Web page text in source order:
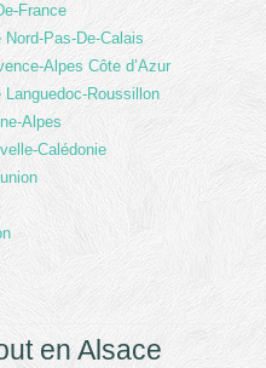
France
Pas-De-Calais
Alpes Côte d’Azur
Roussillon
Alpes
Calédonie
en Alsace